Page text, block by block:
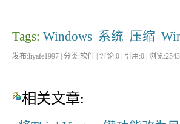
Tags: Windows 系统 压缩
发布:liyafe1997 | 分类:软件 | 评论:0 | 引用:0 | 浏览:2543
相关文章: